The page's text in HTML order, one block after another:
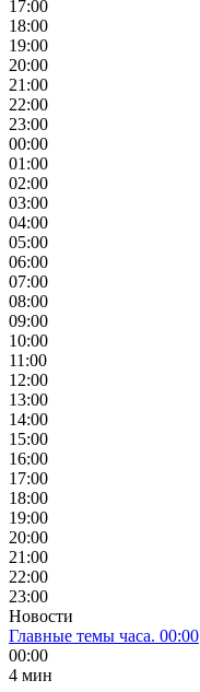
17:00
18:00
19:00
20:00
21:00
22:00
23:00
00:00
01:00
02:00
03:00
04:00
05:00
06:00
07:00
08:00
09:00
10:00
11:00
12:00
13:00
14:00
15:00
16:00
17:00
18:00
19:00
20:00
21:00
22:00
23:00
Новости
Главные темы часа. 00:00
00:00
4 мин